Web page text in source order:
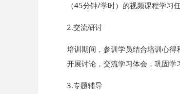
（45分钟/学时）的视频课程学习
2.交流研讨
培训期间，参训学员结合培训心
开展讨论，交流学习体会，巩固学
3.专题辅导